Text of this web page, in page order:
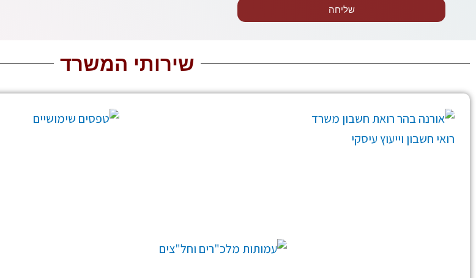
שליחה
שירותי המשרד